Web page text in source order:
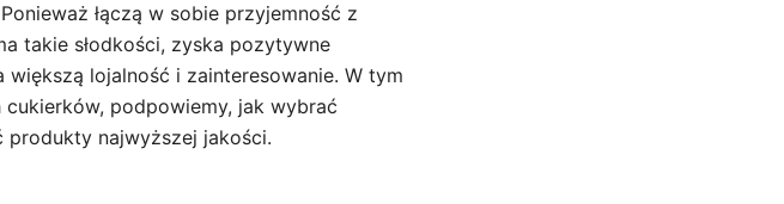
łączą w sobie przyjemność z
takie słodkości, zyska pozytywne
lojalność i zainteresowanie. W tym
podpowiemy, jak wybrać
produkty najwyższej jakości.